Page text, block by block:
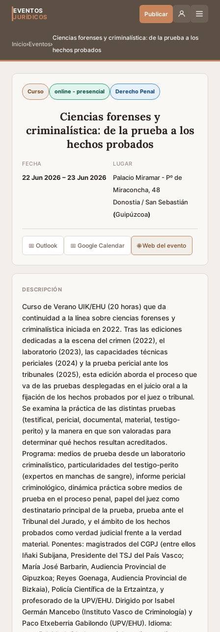
EVENTOS
JURÍDICOS
Publicar
Inicio›Eventos›
Ciencias forenses y criminalística: de la prueba a los
hechos probados
Curso online - presencial Derecho Penal
Ciencias forenses y
criminalística: de la prueba a los
hechos probados
FECHA
22 Jun 2026 –23 Jun 2026
LUGAR
Palacio Miramar - Pº de
Miraconcha, 48
Donostia / San Sebastián
(Guipúzcoa)
📅 Outlook 📅 Google Calendar 🌐 Web del evento
DESCRIPCIÓN
Curso de Verano UIK/EHU (20 horas) que da
continuidad a la línea sobre ciencias forenses y
criminalística iniciada en 2022. Tras las ediciones
dedicadas a la escena del crimen (2022), el
laboratorio (2023), las capacidades técnicas
periciales (2024) y la prueba pericial ante los
tribunales (2025), esta edición aborda el proceso que
va de las pruebas desplegadas en el juicio oral a la
fijación de los hechos probados por el juez o tribunal.
Se examina la práctica de las distintas pruebas
(testifical, pericial, documental, material, testigo-
perito) y la manera en que son valoradas para
determinar qué hechos resultan acreditados.
Programa: medios de prueba desde un laboratorio
criminalístico, particularidades del testigo-perito
(expertos en manchas de sangre), informe pericial
criminológico, dinámica práctica sobre medios de
prueba en el proceso penal, papel del juez como
destinatario principal de la prueba, prueba ante el
Tribunal del Jurado, y el ámbito de los hechos
probados como verdad judicial frente a la verdad
material. Ponentes: magistrados del CGPJ (entre ellos
Iñaki Subijana, Presidente del TSJ del País Vasco;
María José Barbarin, Audiencia Provincial de
Gipuzkoa; Reyes Goenaga, Audiencia Provincial de
Bizkaia), Policía Científica de la Ertzaintza, y
profesorado de la UPV/EHU. Dirigido por Isabel
Germán Mancebo (Instituto Vasco de Criminología) y
Paco Etxeberria Gabilondo (UPV/EHU). Idioma: